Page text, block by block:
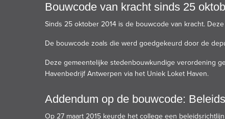
Bouwcode van kracht sinds 25
Sinds 25 oktober 2014 is de bouwcode van kracht.
De bouwcode zoals die werd goedgekeurd door de
Deze gemeentelijke stedenbouwkundige verordening
Havenbedrijf Antwerpen via het Uniek Loket Haven.
Addendum op de bouwcode:
Op 27 maart 2015 keurde het college een